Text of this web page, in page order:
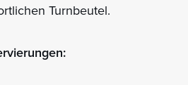
Turnbeutel.